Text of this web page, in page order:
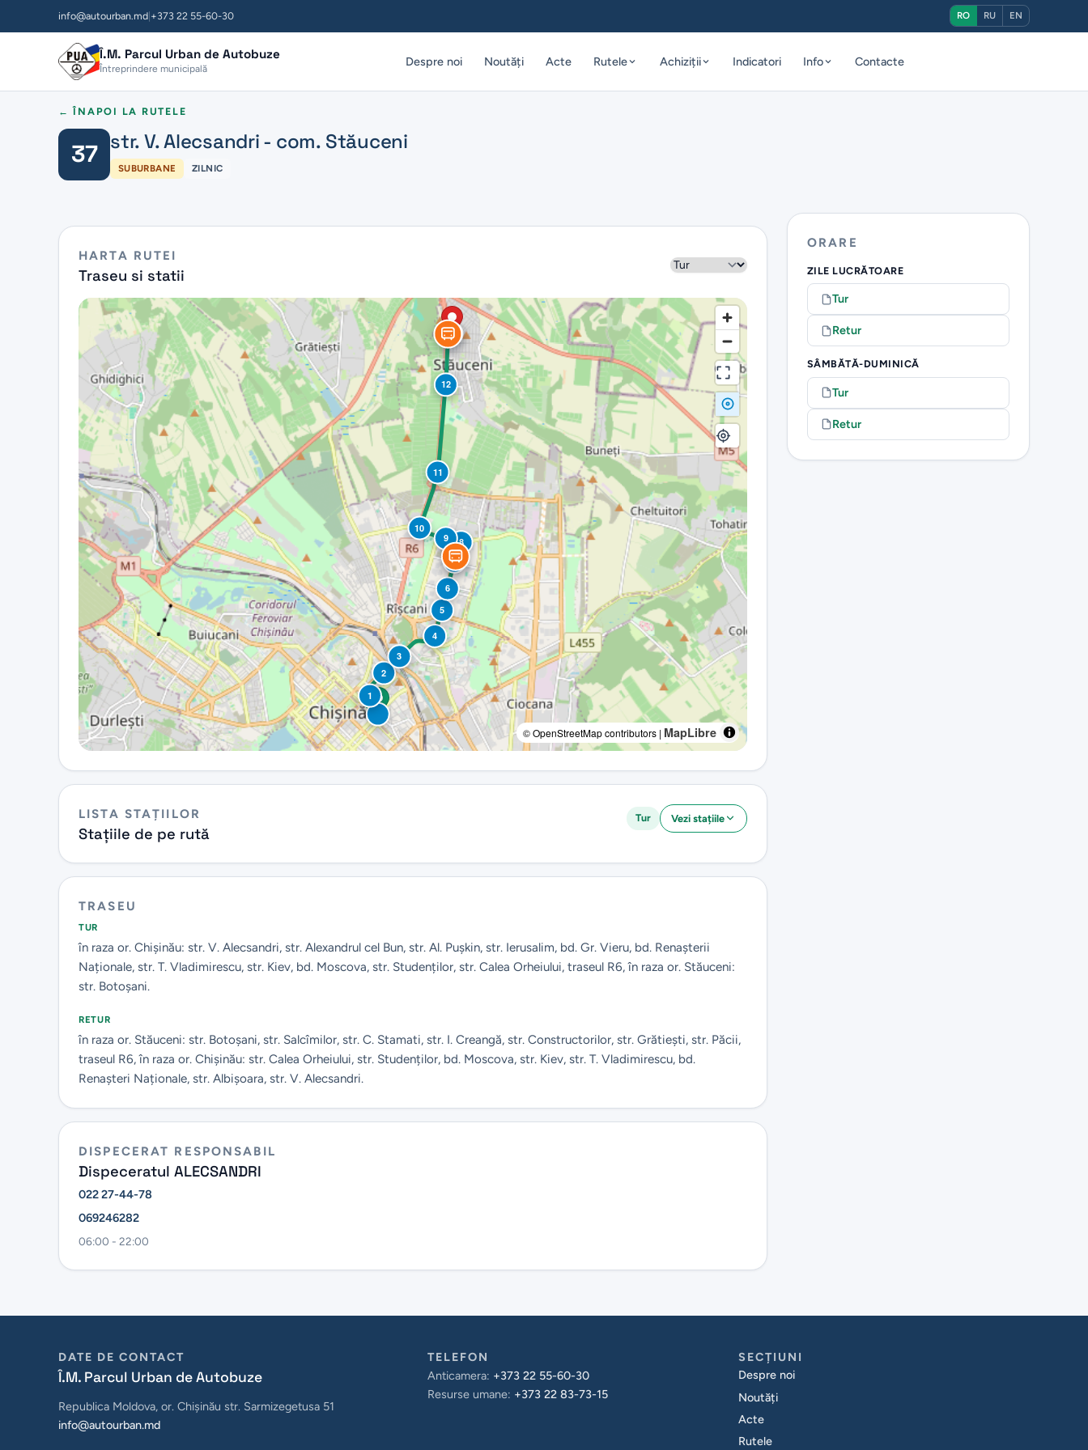
info@autourban.md +373 22 55-60-30 RO RU EN
Î.M. Parcul Urban de Autobuze
Întreprindere municipală
Despre noi Noutăți Acte Rutele Achiziții Indicatori Info Contacte
← ÎNAPOI LA RUTELE
37 str. V. Alecsandri - com. Stăuceni
SUBURBANE ZILNIC
HARTA RUTEI
Traseu si statii Sens
© OpenStreetMap contributors | MapLibre
1
2
3
4
5
6
7
8
9
10
11
12
13
LISTA STAȚIILOR
Stațiile de pe rută
Tur Vezi stațiile
TRASEU
TUR
în raza or. Chișinău: str. V. Alecsandri, str. Alexandrul cel Bun, str. Al. Pușkin, str. Ierusalim, bd. Gr. Vieru, bd. Renașterii
Naționale, str. T. Vladimirescu, str. Kiev, bd. Moscova, str. Studenților, str. Calea Orheiului, traseul R6, în raza or. Stăuceni:
str. Botoșani.
RETUR
în raza or. Stăuceni: str. Botoșani, str. Salcîmilor, str. C. Stamati, str. I. Creangă, str. Constructorilor, str. Grătiești, str. Păcii,
traseul R6, în raza or. Chișinău: str. Calea Orheiului, str. Studenților, bd. Moscova, str. Kiev, str. T. Vladimirescu, bd.
Renașteri Naționale, str. Albișoara, str. V. Alecsandri.
DISPECERAT RESPONSABIL
Dispeceratul ALECSANDRI
022 27-44-78
069246282
06:00 - 22:00
ORARE
ZILE LUCRĂTOARE
Tur
Retur
SÂMBĂTĂ-DUMINICĂ
Tur
Retur
DATE DE CONTACT
Î.M. Parcul Urban de Autobuze
Republica Moldova, or. Chișinău str. Sarmizegetusa 51
info@autourban.md
TELEFON
Anticamera: +373 22 55-60-30
Resurse umane: +373 22 83-73-15
SECȚIUNI
Despre noi
Noutăți
Acte
Rutele